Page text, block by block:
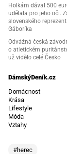
Holkám dával 500
udělala pro jeho oči.
slovenského
Gáboríka
Odvážná česká
o atletickém
už vidělo celé Česko
DámskýDeník.cz
Domácnost
Krása
Lifestyle
Móda
Vztahy
#herec